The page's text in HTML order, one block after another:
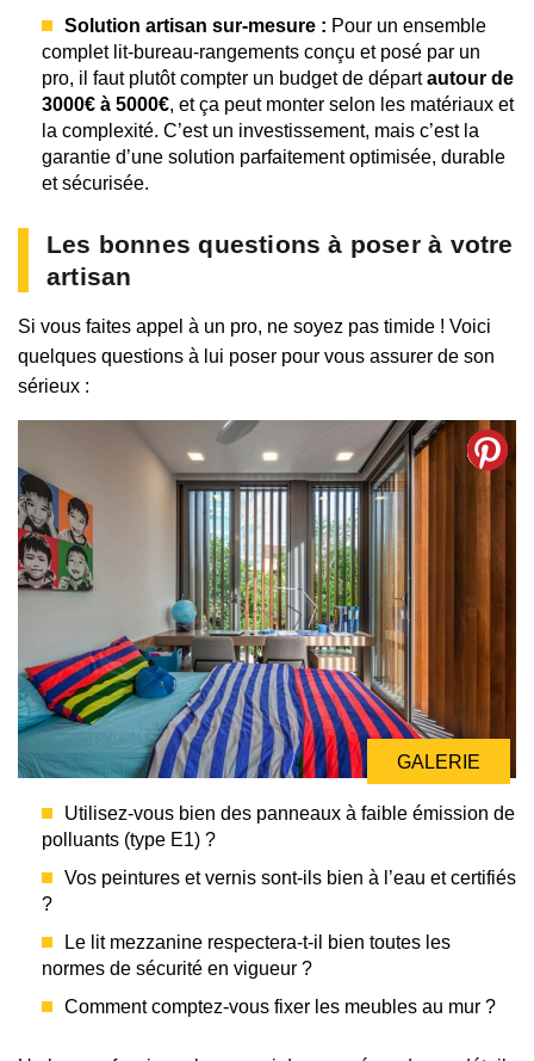
Solution artisan sur-mesure : Pour un ensemble
complet lit-bureau-rangements conçu et posé par un
pro, il faut plutôt compter un budget de départautour de
3000€ à 5000€, et ça peut monter selon les matériaux et
la complexité. C’est un investissement, mais c’est la
garantie d’une solution parfaitement optimisée, durable
et sécurisée.
Les bonnes questions à poser à votre
artisan
Si vous faites appel à un pro, ne soyez pas timide ! Voici
quelques questions à lui poser pour vous assurer de son
sérieux :
GALERIE
GALERIE
Utilisez-vous bien des panneaux à faible émission de
polluants (type E1) ?
Vos peintures et vernis sont-ils bien à l’eau et certifiés
?
Le lit mezzanine respectera-t-il bien toutes les
normes de sécurité en vigueur ?
Comment comptez-vous fixer les meubles au mur ?